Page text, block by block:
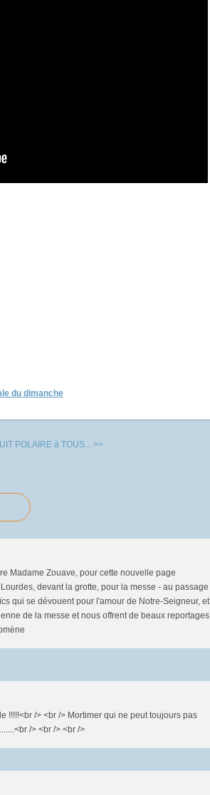
du dimanche
POLAIRE à TOUS... >>
Madame Zouave, pour cette nouvelle page
devant la grotte, pour la messe - au passage
qui se dévouent pour l'amour de Notre-Seigneur, et
de la messe et nous offrent de beaux reportages
!!!!!<br /> <br /> Mortimer qui ne peut toujours pas
/> <br /> <br />